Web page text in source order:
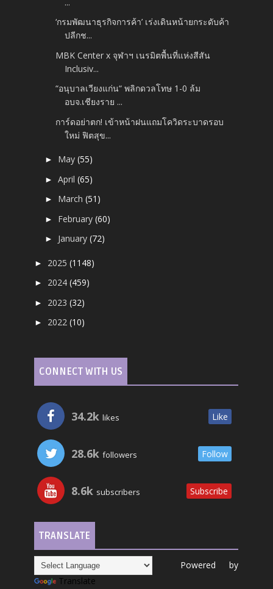
‘กรมพัฒนาธุรกิจการค้า’ เร่งเดินหน้ายกระดับค้า
ปลีกช...
MBK Center x จุฬาฯ เนรมิตพื้นที่แห่งสีสัน
Inclusiv...
“อนุบาลเวียงแก่น“ พลิกดวลโทษ 1-0 ล้ม
อบจ.เชียงราย ...
การ์ดอย่าตก! เข้าหน้าฝนแถมโควิดระบาดรอบ
ใหม่ ฟิตสุข...
► May(55)
►April(65)
► March(51)
► February(60)
► January(72)
► 2025(1148)
► 2024(459)
► 2023(32)
► 2022(10)
CONNECT WITH US
34.2k likes Like
28.6k followers Follow
8.6k subscribers Subscribe
TRANSLATE
Powered by
Translate